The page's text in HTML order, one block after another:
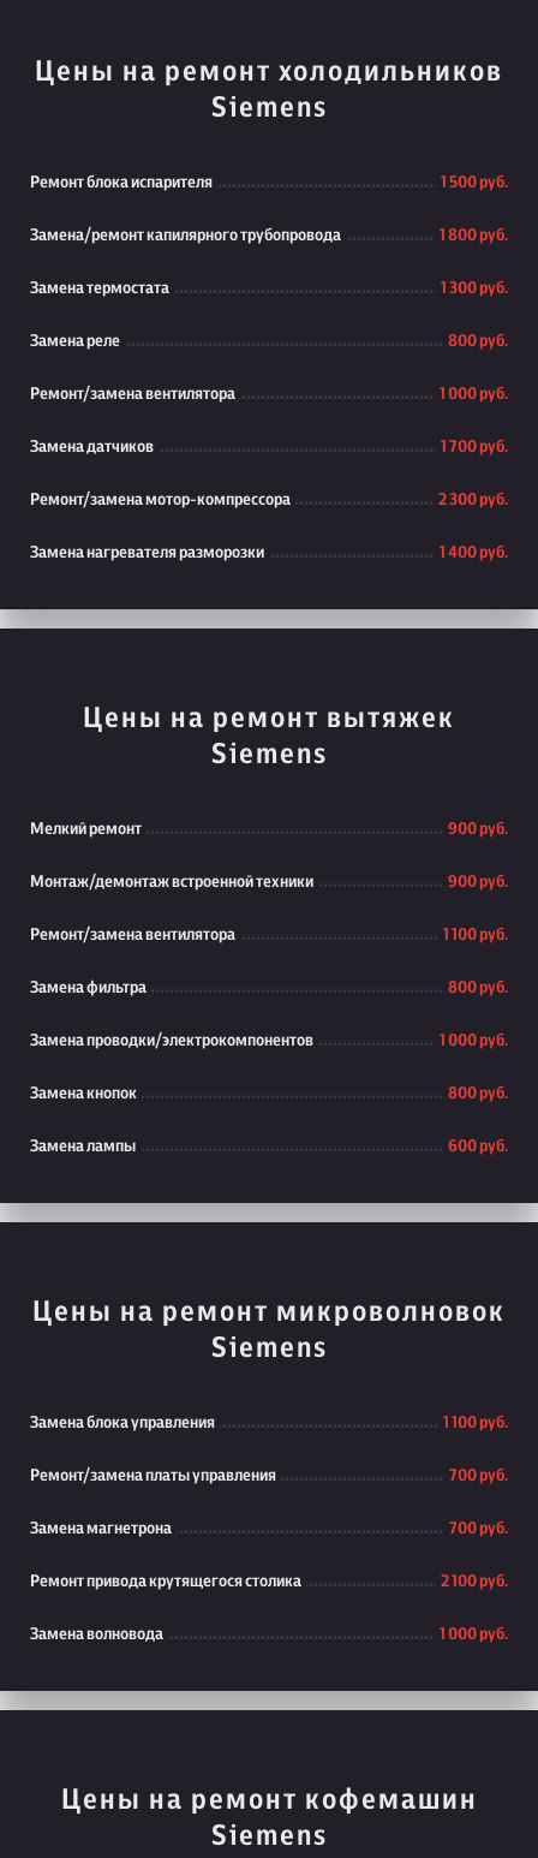
Цены на ремонт холодильников
Siemens
Ремонт блока испарителя 1 500 руб.
Замена/ремонт капилярного трубопровода 1 800 руб.
Замена термостата 1 300 руб.
Замена реле 800 руб.
Ремонт/замена вентилятора 1 000 руб.
Замена датчиков 1 700 руб.
Ремонт/замена мотор-компрессора 2 300 руб.
Замена нагревателя разморозки 1 400 руб.
Цены на ремонт вытяжек
Siemens
Мелкий ремонт 900 руб.
Монтаж/демонтаж встроенной техники 900 руб.
Ремонт/замена вентилятора 1 100 руб.
Замена фильтра 800 руб.
Замена проводки/электрокомпонентов 1 000 руб.
Замена кнопок 800 руб.
Замена лампы 600 руб.
Цены на ремонт микроволновок
Siemens
Замена блока управления 1 100 руб.
Ремонт/замена платы управления 700 руб.
Замена магнетрона 700 руб.
Ремонт привода крутящегося столика 2 100 руб.
Замена волновода 1 000 руб.
Цены на ремонт кофемашин
Siemens